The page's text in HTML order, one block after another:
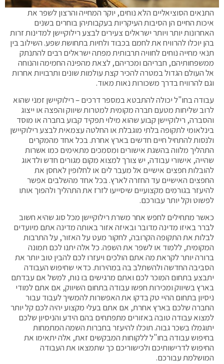
התנאים הסוציאליים הלא נוחים, יוקר המחייה והרצון לשפר את
איכות החיים הן הסיבות העיקריות בעקבותיהן בוחרים בשנים
האחרונות יותר ויותר ישראלים צעירים לבצע רילוקיישן למדינות זרות
בהן יוכלו להרוויח את לחמם בכבוד ולחיות בתחושת שפע. השילוב בין
תנאי מחייה נוחים לחוויה תרבותית מפתה ישראלים רבים להתנתק
ממשפחותיהם, חבריהם ומכריהם, לצאת מהפינה החמימה והנוחה
אל העולם הגדול במטרה להכיר קצת עולמות שונים ותרבויות אחרות
וגם להרוויח בדרך משכורות נאות מאוד.
עבודה בחו"ל יכולה להתבטא במספר דרכים – רילוקיישן זמני שהוא
לרוב שליחות מטעם חברה מקומית למטרות שיווק והפצה או ייצוג
והסברה, רילוקיישן קבוע שהוא מילוי תפקיד קבוע בחברה או מוסד
בינלאומי לתקופה בלתי מוגבלת או החלטה עצמאית לבצע רילוקיישן
ולנסות להתחיל חיים חדשים בארץ אחרת. בכל אחד מהמקרים
התהליך מלווה בהשגת אישורים ומסמכים מתאימים כמו אשרות
שהייה, אישורי עבודה, יש צורך למצוא מקום מגורים חדש ולדאוג
להובלות חפצים אישיים אל מעבר לים או לחלופין לאחסן את
החפצים האישיים עד החזרה לארץ. בכל אחד מהשלבים אפשר
להיעזר בגורמים מקצועיים שיסייעו לזרז את התהליך ולהפוך אותו
לפשוט וקל יותר עבורכם.
כאשר מתחילים לחפש אחר משרת רילוקיישן מכל סוג שהיא חשוב
לברר באיזו מדינה מדובר ובאיזה אזור באותה מדינה אתם מיועדים
לבלות את התקופה הקרובה, לחקור מעט על האזור, על התרבות
המקומית, ללמוד או לשפר את השפה. כל אלה יתנו לכם תמונה
ברורה יותר לקראת מה אתם הולכים ויעזרו לכם להבין טוב יותר את
הסביבה החדשה ולהשתלב בה במהירות. כדאי שחיפוש העבודה
יתבצע בתחום המוכר לכם ואתם מרגישים בו נוח, למשל אם עבדתם
בארץ בשיווק ומכירות חפשו עבודה בתחום השיווק, אם אתם למודי
ניסיון בתחום ההיי טק בדקו את האפשרות להמשיך לעבוד עבור
החברה שלכם בארץ אחרת, אם אתם בעלי מקצוע יהיה לכם קל יותר
למצוא עבודה טובה באזורים מתפתחים בהם הידע והניסיון שלכם
יתוגמלו בשכר גבוה. תוכלו להיעזר בחברות השמה המתמחות
בחיפוש עבודה בחו"ל ללקוחות המבקשים זאת, אלה יתאימו את
החיפוש לדרישותיכם ולכישוריכם כך שתמצאו את העבודה
המושלמת עבורכם.